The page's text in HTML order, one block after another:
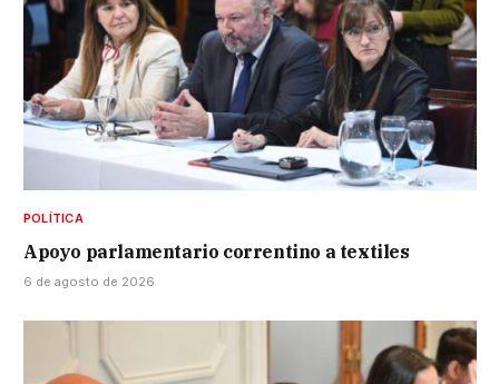
POLÍTICA
Apoyo parlamentario correntino a textiles
6 de agosto de 2026